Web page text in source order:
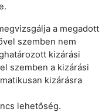
a megadott
szemben nem
kizárási
szemben a kizárási
kizárásra
lehetőség.